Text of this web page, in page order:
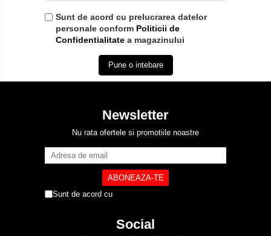
Sunt de acord cu prelucrarea datelor
personale conform Politicii de
Confidentialitate a magazinului
Pune o intebare
Newsletter
Nu rata ofertele si promotiile noastre
Sunt de acord cu
Social